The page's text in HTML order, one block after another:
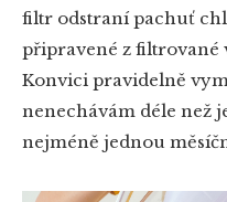
filtr odstraní pachuť
připravené z filtrované
Konvici pravidelně
nenechávám déle než
nejméně jednou